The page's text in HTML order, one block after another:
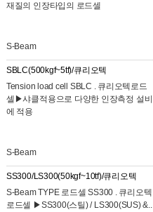
재질의 인장타입의 로드셀
S-Beam
SBLC(500kgf~5tf)/큐리오텍
Tension load cell SBLC . 큐리오텍로드
셀▶샤클적용으로 다양한 인장측정 설비
에 적용
S-Beam
SS300/LS300(50kgf~10tf)/큐리오텍
S-Beam TYPE 로드셀 SS300 . 큐리오텍
로드셀 ▶SS300(스틸) / LS300(SUS) &..